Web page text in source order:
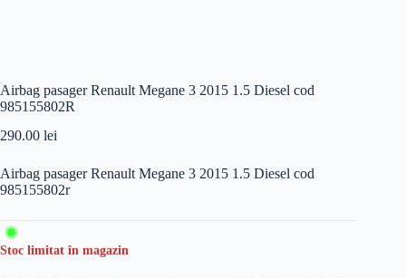
Airbag pasager Renault Megane 3 2015 1.5 Diesel cod
985155802R
290.00 lei
Airbag pasager Renault Megane 3 2015 1.5 Diesel cod
985155802r
Stoc limitat în magazin